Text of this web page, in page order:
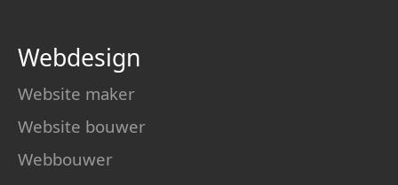
Webdesign
Website maker
Website bouwer
Webbouwer